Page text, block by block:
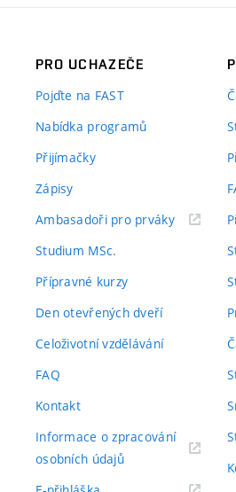
PRO UCHAZEČE
Pojďte na FAST
Nabídka programů
Přijímačky
Zápisy
Ambasadoři pro prváky(externí
Studium MSc.
Přípravné kurzy
Den otevřených dveří
Celoživotní vzdělávání
FAQ
Kontakt
Informace o zpracování
osobních údajů(externí